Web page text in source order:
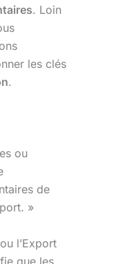
. Loin
les clés
.
ou
de
»
l’Export
que les